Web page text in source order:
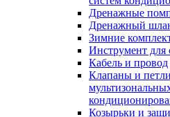
Дренажные
Дренажный
Зимние
Инструмент для
Кабель и провод
Клапаны и
Козырьки и